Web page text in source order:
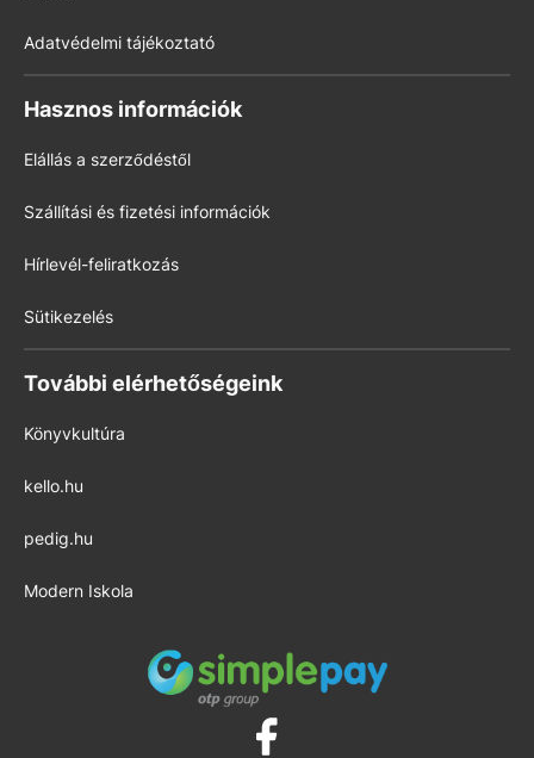
Adatvédelmi tájékoztató
Hasznos információk
Elállás a szerződéstől
Szállítási és fizetési információk
Hírlevél-feliratkozás
Sütikezelés
További elérhetőségeink
Könyvkultúra
kello.hu
pedig.hu
Modern Iskola